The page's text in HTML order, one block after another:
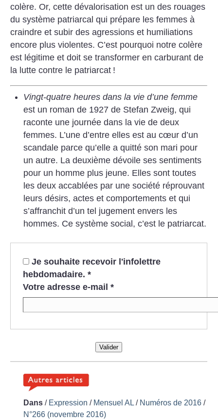
colère. Or, cette dévalorisation est un des rouages
du système patriarcal qui prépare les femmes à
craindre et subir des agressions et humiliations
encore plus violentes. C’est pourquoi notre colère
est légitime et doit se transformer en carburant de
la lutte contre le patriarcat !
Vingt-quatre heures dans la vie d’une femme
est un roman de 1927 de Stefan Zweig, qui
raconte une journée dans la vie de deux
femmes. L’une d’entre elles est au cœur d’un
scandale parce qu’elle a quitté son mari pour
un autre. La deuxième dévoile ses sentiments
pour un homme plus jeune. Elles sont toutes
les deux accablées par une société réprouvant
leurs désirs, actes et comportements et qui
s’affranchit d’un tel jugement envers les
hommes. Ce système social, c’est le patriarcat.
Je souhaite recevoir l'infolettre
hebdomadaire. *
Votre adresse e-mail *
Valider
Dans / Expression / Mensuel AL / Numéros de 2016 /
N°266 (novembre 2016)